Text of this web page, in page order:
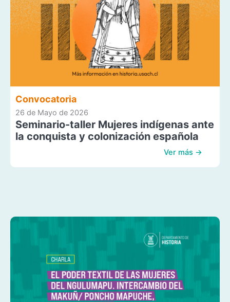
Convocatoria
26 de Mayo de 2026
Seminario-taller Mujeres indígenas ante
la conquista y colonización española
Ver más →